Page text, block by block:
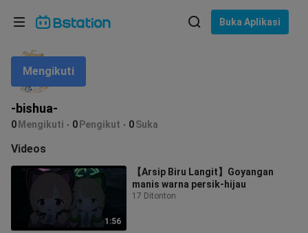
Buka Aplikasi
-bishua-
0 Mengikuti 0 Pengikut 0Suka
Mengikuti
Videos
1:56
【Arsip Biru Langit】Goyangan
manis warna persik-hijau
17 Ditonton
Bahasa: Bahasa Indonesia
Pilih bahasa
English
ภาษาไทย
Tiếng Việt
Bahasa Melayu